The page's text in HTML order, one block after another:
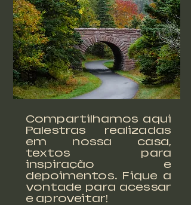
Compartilhamos aqui
Palestras realizadas
em nossa casa,
textos para
inspiração e
depoimentos. Fique a
vontade para acessar
e aproveitar!